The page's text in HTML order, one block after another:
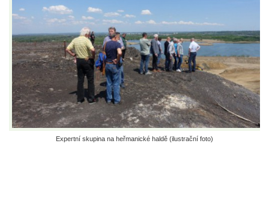
Expertní skupina na heřmanické haldě (ilustrační foto)